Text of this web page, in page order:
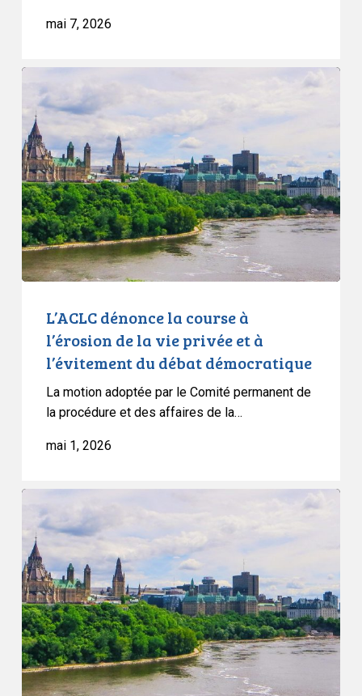
mai 7, 2026
dénonce
la
course
à
l’érosion
de
la
vie
privée
débat
démocratique
L’ACLC dénonce la course à
l’érosion de la vie privée et à
l’évitement du débat démocratique
La motion adoptée par le Comité permanent de
la procédure et des affaires de la…
mai 1, 2026
Nouveau
sondage
:
les
partis
politiques
fédéraux
sont
en
queue